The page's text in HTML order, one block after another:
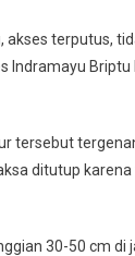
akses terputus,
Indramayu Briptu
tersebut
ditutup karena
30-50 cm di